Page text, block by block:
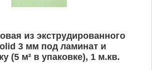
из экструдированного
3 мм под ламинат и
(5 м² в упаковке), 1 м.кв.